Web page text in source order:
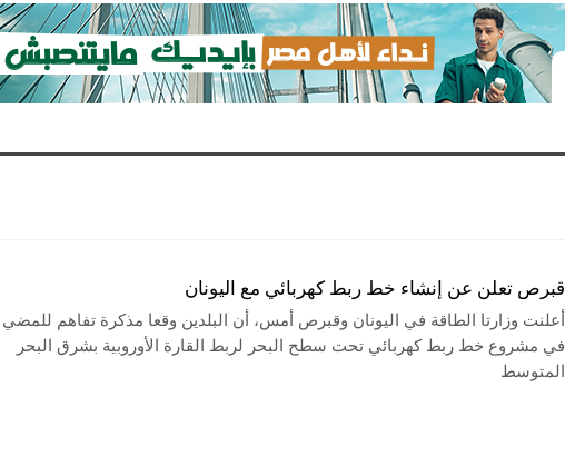
قبرص تعلن عن إنشاء خط ربط كهربائي مع اليونان
أعلنت وزارتا الطاقة في اليونان وقبرص أمس، أن البلدين وقعا مذكرة تفاهم
في مشروع خط ربط كهربائي تحت سطح البحر لربط القارة الأوروبية بشرق البحر
المتوسط